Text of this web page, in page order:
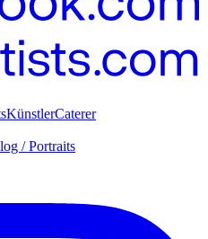
KünstlerCaterer
/ Portraits